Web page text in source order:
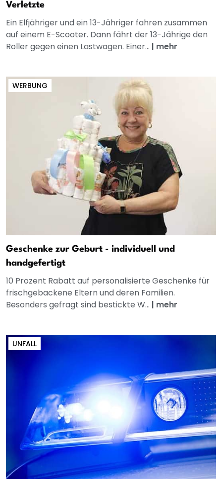
Verletzte
Ein Elfjähriger und ein 13-Jähriger fahren zusammen
auf einem E-Scooter. Dann fährt der 13-Jährige den
Roller gegen einen Lastwagen. Einer... | mehr
WERBUNG
Geschenke zur Geburt - individuell und
handgefertigt
10 Prozent Rabatt auf personalisierte Geschenke für
frischgebackene Eltern und deren Familien.
Besonders gefragt sind bestickte W... | mehr
UNFALL